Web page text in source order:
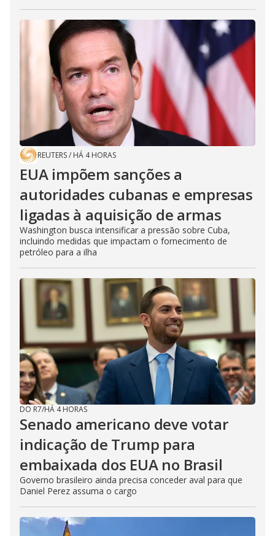
REUTERS/ HÁ 4 HORAS
EUA impõem sanções a
autoridades cubanas e empresas
ligadas à aquisição de armas
Washington busca intensificar a pressão sobre Cuba,
incluindo medidas que impactam o fornecimento de
petróleo para a ilha
DO R7/HÁ 4 HORAS
Senado americano deve votar
indicação de Trump para
embaixada dos EUA no Brasil
Governo brasileiro ainda precisa conceder aval para que
Daniel Perez assuma o cargo